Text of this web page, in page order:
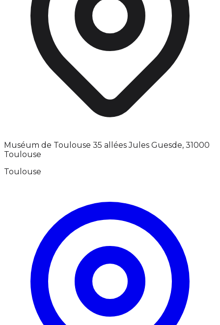
Muséum de Toulouse 35 allées Jules Guesde, 31000
Toulouse
Toulouse